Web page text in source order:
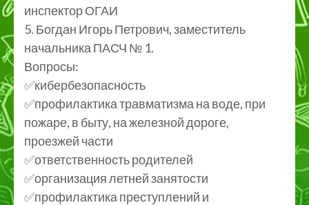
инспектор ОГАИ
5. Богдан Игорь Петрович, заместитель
начальника ПАСЧ № 1.
Вопросы:
✅кибербезопасность
✅профилактика травматизма на воде, при
пожаре, в быту, на железной дороге,
проезжей части
✅ответственность родителей
✅организация летней занятости
✅профилактика преступлений и